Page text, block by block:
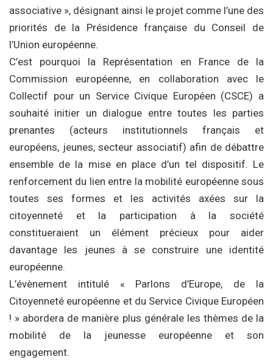
associative », désignant ainsi le projet comme l’une des
priorités de la Présidence française du Conseil de
l’Union européenne.
C’est pourquoi la Représentation en France de la
Commission européenne, en collaboration avec le
Collectif pour un Service Civique Européen (CSCE) a
souhaité initier un dialogue entre toutes les parties
prenantes (acteurs institutionnels français et
européens, jeunes, secteur associatif) afin de débattre
ensemble de la mise en place d’un tel dispositif. Le
renforcement du lien entre la mobilité européenne sous
toutes ses formes et les activités axées sur la
citoyenneté et la participation à la société
constitueraient un élément précieux pour aider
davantage les jeunes à se construire une identité
européenne.
L’évènement intitulé « Parlons d’Europe, de la
Citoyenneté européenne et du Service Civique Européen
! » abordera de manière plus générale les thèmes de la
mobilité de la jeunesse européenne et son
engagement.